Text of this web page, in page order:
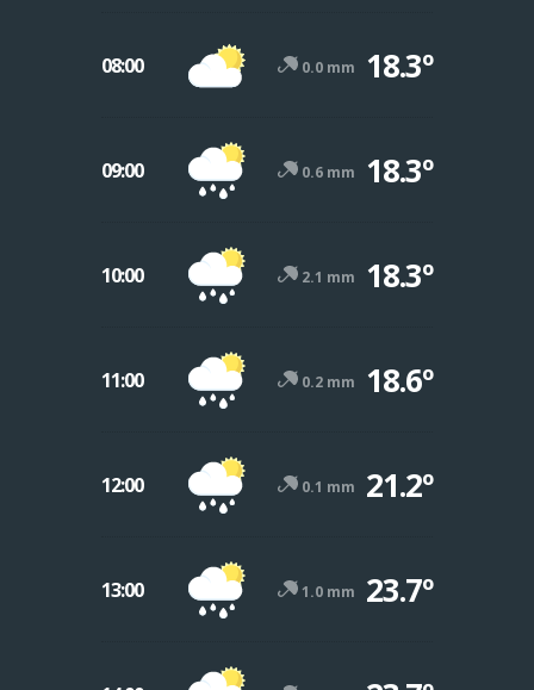
08:00 0.0 mm 18.3º
09:00 0.6 mm 18.3º
10:00 2.1 mm 18.3º
11:00 0.2 mm 18.6º
12:00 0.1 mm 21.2º
13:00 1.0 mm 23.7º